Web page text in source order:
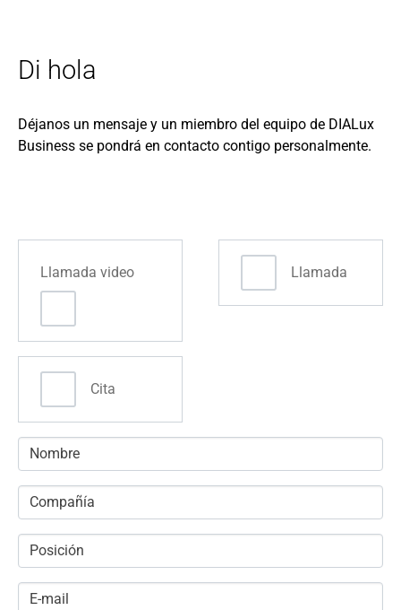
Di hola
Déjanos un mensaje y un miembro del equipo de DIALux
Business se pondrá en contacto contigo personalmente.
Llamada video Llamada
Cita